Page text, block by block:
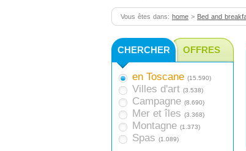
Vous êtes dans: home > Bed and
CHERCHER OFFRES
en Toscane (15.590)
Villes d'art (3.538)
Campagne (8.690)
Mer et îles (3.368)
Montagne (1.373)
Spas (1.089)